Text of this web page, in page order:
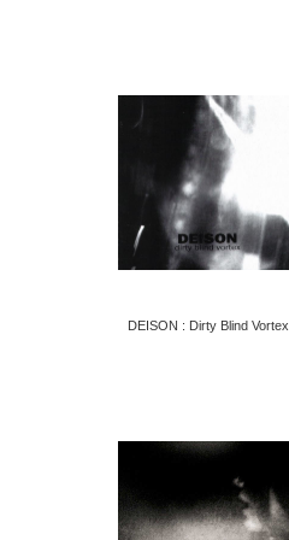
DEISON : Dirty Blind Vortex